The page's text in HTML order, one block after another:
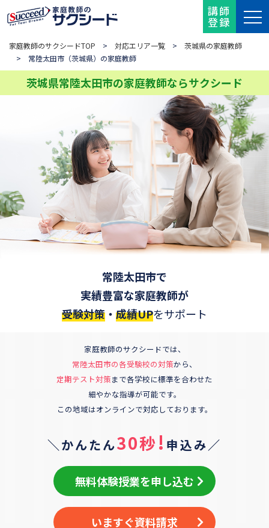
講師
登録
家庭教師のサクシードTOP > 対応エリア一覧 > 茨城県の家庭教師
> 常陸太田市（茨城県）の家庭教師
茨城県常陸太田市の家庭教師ならサクシード
常陸太田市で
実績豊富な家庭教師が
受験対策 ・ 成績UPをサポート
家庭教師のサクシードでは、
常陸太田市の各受験校の対策から、
定期テスト対策まで各学校に標準を合わせた
細やかな指導が可能です。
この地域はオンラインで対応しております。
＼かんたん30秒! 申込み／
無料体験授業を申し込む
いますぐ資料請求